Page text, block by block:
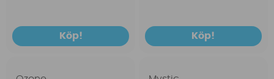
Köp! Köp!